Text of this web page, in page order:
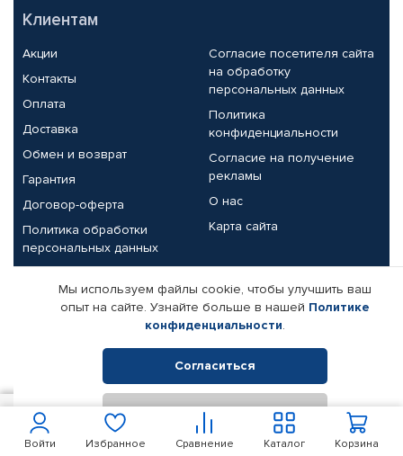
Войти Избранное Сравнение Корзина
Каталог
Клиентам
Акции
Контакты
Оплата
Доставка
Обмен и возврат
Гарантия
Договор-оферта
Политика обработки
персональных данных
Согласие посетителя сайта
на обработку
персональных данных
Политика
конфиденциальности
Согласие на получение
рекламы
О нас
Карта сайта
Партнерам
Корпоративным клиентам
Поставщикам
Реквизиты компании
© КАМАЗ ЦЕНТР ДОНЕЦК, 2015-2026. Все права защищены.
Интернет-магазин автомобильных товаров Автопрофи.
Мы используем файлы cookie, чтобы улучшить ваш
опыт на сайте. Узнайте больше в нашей Политике
конфиденциальности.
Согласиться
Отклонить
400 В корзину